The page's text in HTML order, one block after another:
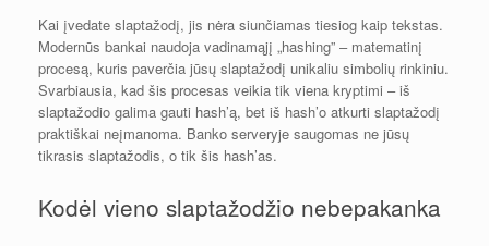
Kai įvedate slaptažodį, jis nėra siunčiamas tiesiog kaip tekstas.
Modernūs bankai naudoja vadinamąjį „hashing” – matematinį
procesą, kuris paverčia jūsų slaptažodį unikaliu simbolių rinkiniu.
Svarbiausia, kad šis procesas veikia tik viena kryptimi – iš
slaptažodio galima gauti hash’ą, bet iš hash’o atkurti slaptažodį
praktiškai neįmanoma. Banko serveryje saugomas ne jūsų
tikrasis slaptažodis, o tik šis hash’as.
Kodėl vieno slaptažodžio nebepakanka